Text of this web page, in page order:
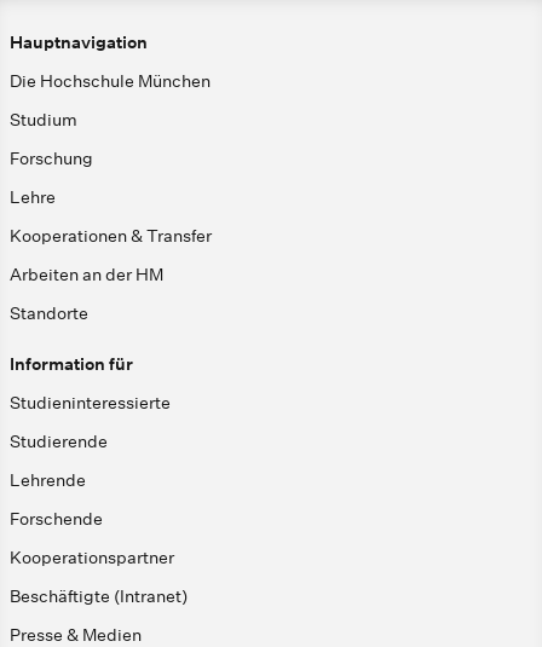
Hauptnavigation
Die Hochschule München
Studium
Forschung
Lehre
Kooperationen & Transfer
Arbeiten an der HM
Standorte
Information für
Studieninteressierte
Studierende
Lehrende
Forschende
Kooperationspartner
Beschäftigte (Intranet)
Presse & Medien